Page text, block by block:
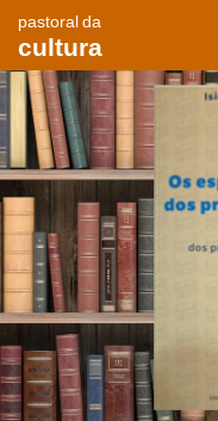
pastoral da
cultura